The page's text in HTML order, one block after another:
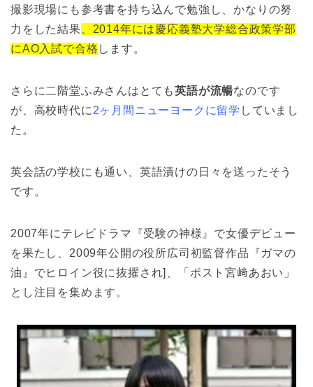
撮影現場にも参考書を持ち込んで勉強し、かなりの努
力をした結果 、2014年には慶応義塾大学総合政策学部
にAO入試で合格 します。
さらに二階堂ふみさんはとても英語が流暢なのです
が、高校時代に 2ヶ月間ニューヨークに留学 していまし
た。
英会話の学校にも通い、英語漬けの日々を送ったそう
です。
2007年にテレビドラマ『受験の神様』で女優デビュー
を果たし、2009年公開の役所広司初監督作品『ガマの
油』でヒロイン役に抜擢され]、「ポスト宮﨑あおい」
とし注目を集めます。